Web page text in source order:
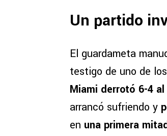
Un partido
El guardameta
testigo de uno de
Miami derrotó 6-4
arrancó sufriendo y
en una primera